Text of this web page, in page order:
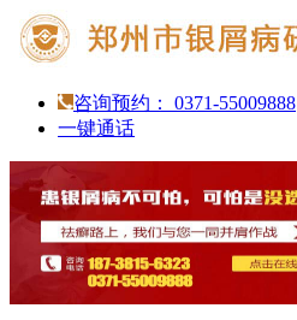
咨询预约： 0371-55009888
一键通话